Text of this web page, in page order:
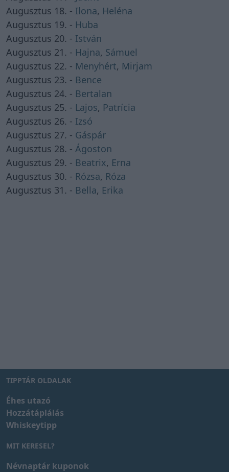
Augusztus 18. - Ilona, Heléna
Augusztus 19. - Huba
Augusztus 20. - István
Augusztus 21. - Hajna, Sámuel
Augusztus 22. - Menyhért, Mirjam
Augusztus 23. - Bence
Augusztus 24. - Bertalan
Augusztus 25. - Lajos, Patrícia
Augusztus 26. - Izsó
Augusztus 27. - Gáspár
Augusztus 28. - Ágoston
Augusztus 29. - Beatrix, Erna
Augusztus 30. - Rózsa, Róza
Augusztus 31. - Bella, Erika
TIPPTÁR OLDALAK
Éhes utazó
Hozzátáplálás
Whiskeytipp
MIT KERESEL?
Névnaptár kuponok